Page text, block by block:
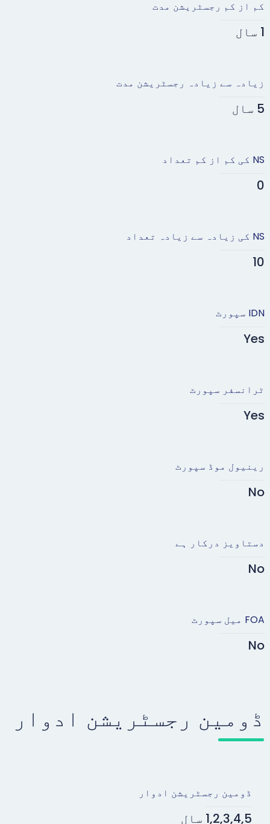
کم از کم رجسٹریشن مدت
1 سال
زیادہ سے زیادہ رجسٹریشن مدت
5 سال
NS کی کم از کم تعداد
0
NS کی زیادہ سے زیادہ تعداد
10
IDN سپورٹ
Yes
ٹرانسفر سپورٹ
Yes
رینیول موڈ سپورٹ
No
دستاویز درکار ہے
No
FOA میل سپورٹ
No
ڈومین رجسٹریشن ادوار
ڈومین رجسٹریشن ادوار
1,2,3,4,5 سال